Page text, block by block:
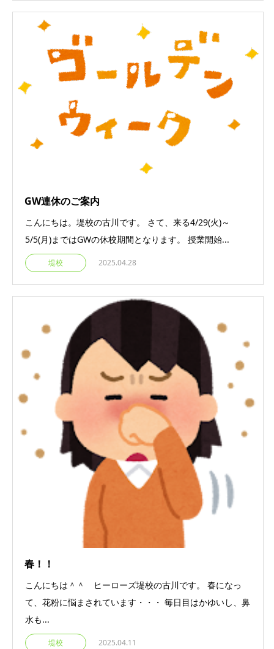
GW連休のご案内
こんにちは。堤校の古川です。 さて、来る4/29(火)～
5/5(月)まではGWの休校期間となります。 授業開始...
堤校 2025.04.28
春！！
こんにちは＾＾ ヒーローズ堤校の古川です。 春になっ
て、花粉に悩まされています・・・ 毎日目はかゆいし、鼻
水も...
堤校 2025.04.11